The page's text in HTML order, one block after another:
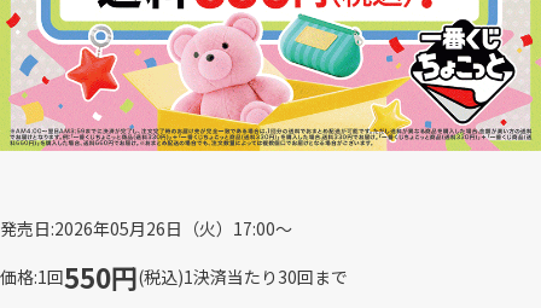
発売日 2026年05月26日（火）17:00～
価格 1回550円(税込)1決済当たり30回まで